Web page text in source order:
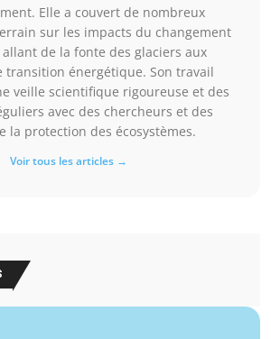
Elle a couvert de nombreux
sur les impacts du changement
de la fonte des glaciers aux
transition énergétique. Son travail
veille scientifique rigoureuse et des
avec des chercheurs et des
la protection des écosystèmes.
Voir tous les articles →